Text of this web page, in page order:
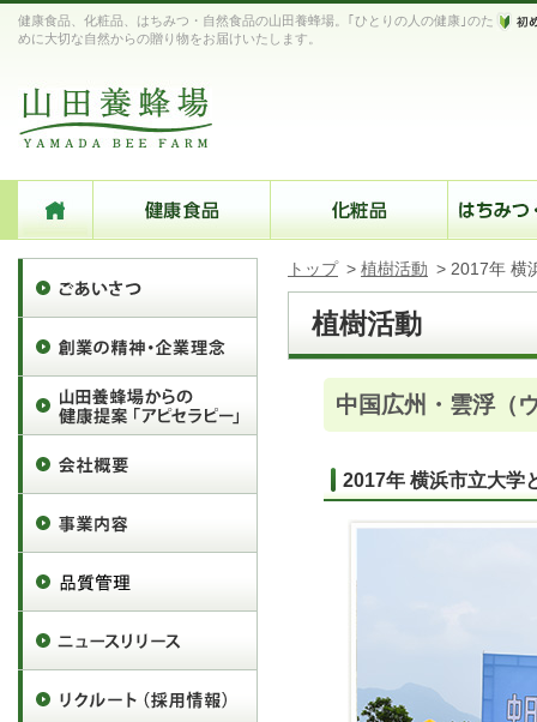
健康食品、化粧品、はちみつ・自然食品の山田養蜂場。｢ひとりの人の健康｣のた
めに大切な自然からの贈り物をお届けいたします。
トップ > 植樹活動 > 2017年 横
植樹活動
中国広州・雲浮（
2017年 横浜市立大学